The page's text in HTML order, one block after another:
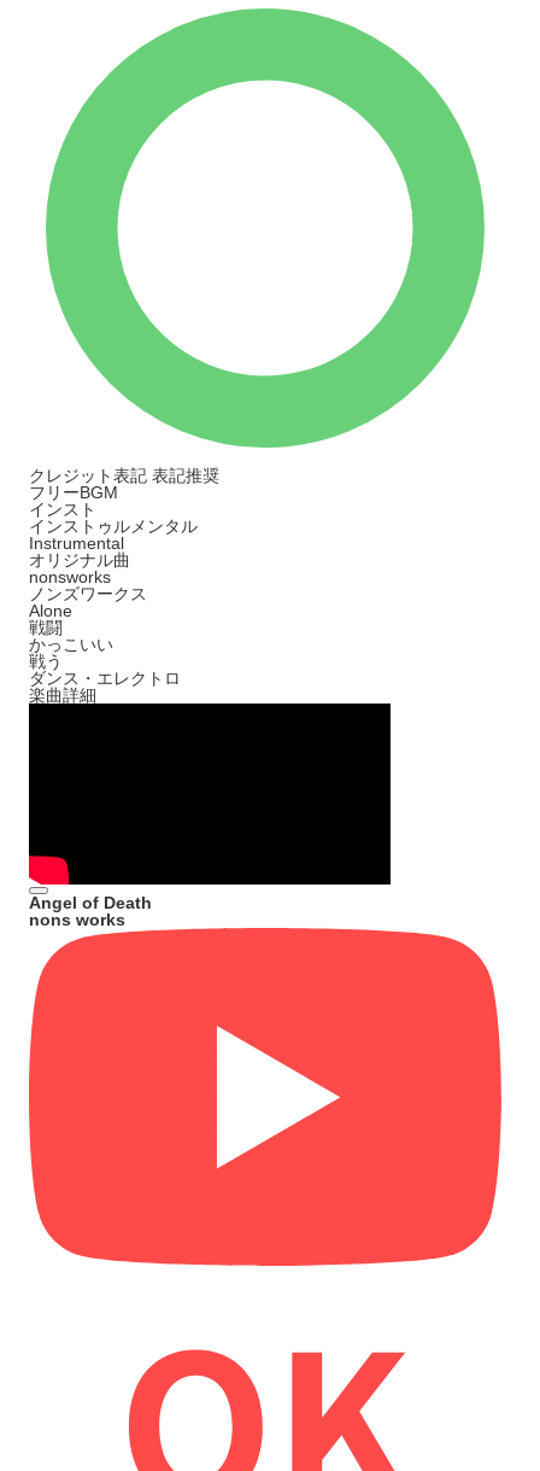
クレジット表記 表記推奨
フリーBGM
インスト
インストゥルメンタル
Instrumental
オリジナル曲
nonsworks
ノンズワークス
Alone
戦闘
かっこいい
戦う
ダンス・エレクトロ
楽曲詳細
Angel of Death
nons works